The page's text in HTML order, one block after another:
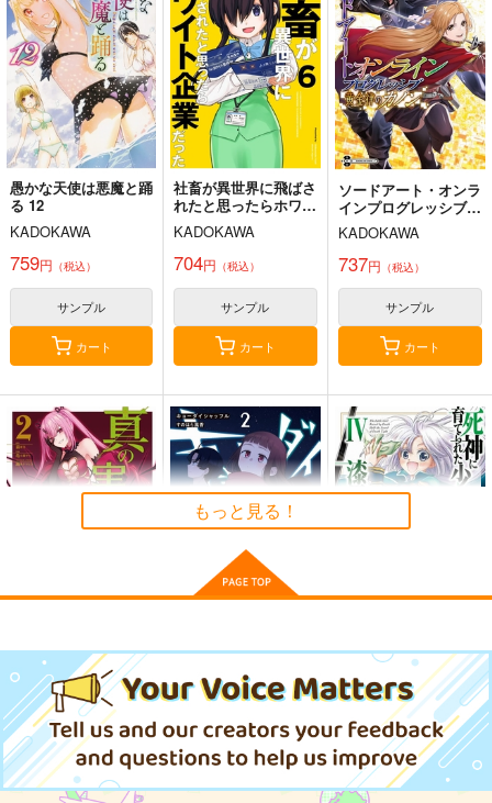
サンプル
作品詳細
サンプル
作品詳細
サンプル
作品詳細
神々に育てられしも
KADOKAWA
836円（税込）
サンプル
組織の宿敵と結婚した
KADOKAWA
924円（税込）
サンプル
作品詳細
リビルドワールド 16
924円（税込）
サンプル
愚かな天使は悪魔と踊
る 12
KADOKAWA
759円 （税込）
サンプル
カート
社畜が異世界に飛ばさ
れたと思ったらホワイ
ト企業だった 6
KADOKAWA
704円 （税込）
サンプル
カート
ソードアート・オンラ
インプログレッシブ黄
金律のカノン 1
KADOKAWA
737円 （税込）
サンプル
カート
で隠していようと思
う 2
KADOKAWA
737円（税込）
サンプル
カート
ル 2
KADOKAWA
サンプル
は漆黒の剣を胸に抱
く 4
KADOKAWA
814 （税込）
サンプル
もっと見る！